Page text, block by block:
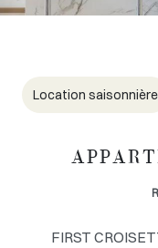
Location saisonnière
FIRST